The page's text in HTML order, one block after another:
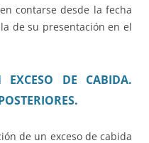
contarse desde la fecha
de su presentación en el
DE CABIDA.
de un exceso de cabida